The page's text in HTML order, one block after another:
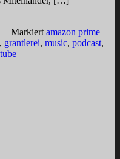
| Markiert amazon prime
, grantlerei, music, podcast,